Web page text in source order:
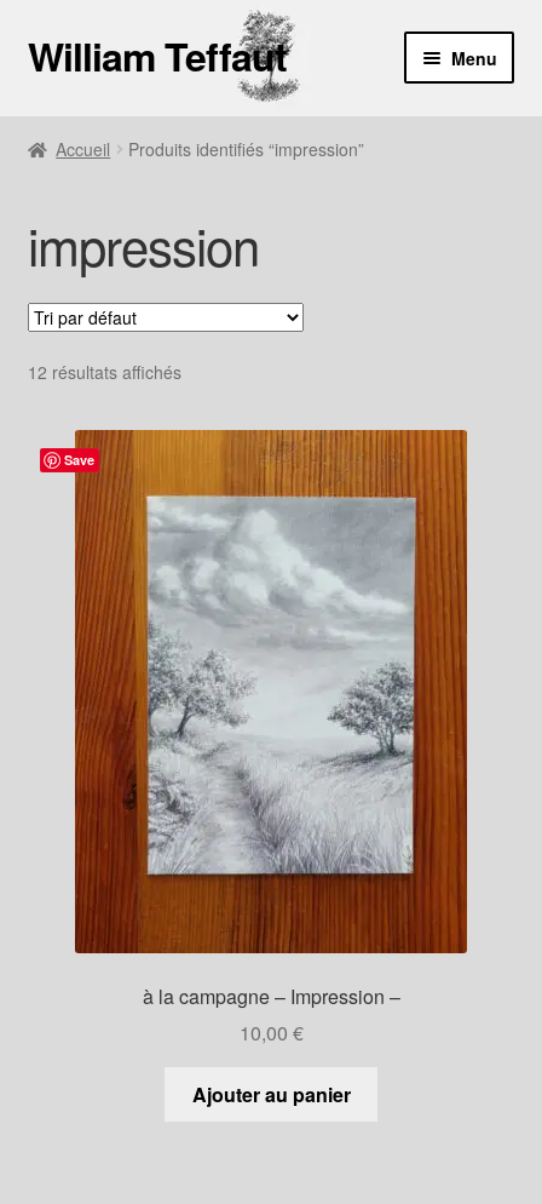
Aller
à
navigation
Aller
au
William Teffaut Menu
Contact
Accueil Produits identifiés “impression”
impression
12 résultats affichés
Save
à la campagne – Impression –
10,00 €
Ajouter au panier